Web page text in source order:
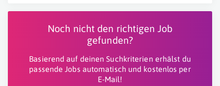
Noch nicht den richtigen Job
gefunden?
Basierend auf deinen Suchkriterien erhälst du
passende Jobs automatisch und kostenlos per
E-Mail!